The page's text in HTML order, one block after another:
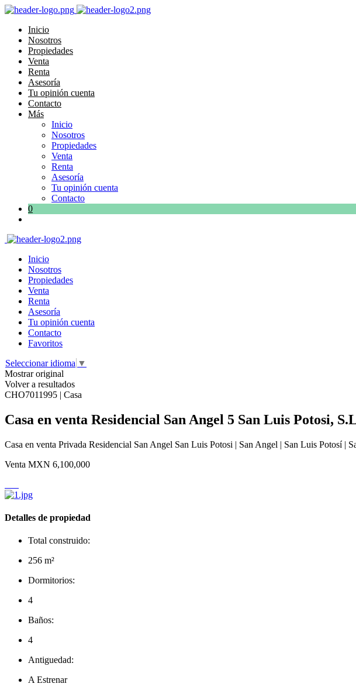
Inicio
Nosotros
Propiedades
Venta
Renta
Asesoría
Tu opinión cuenta
Contacto
Más
Inicio
Nosotros
Propiedades
Venta
Renta
Asesoría
Tu opinión cuenta
Contacto
0
Inicio
Nosotros
Propiedades
Venta
Renta
Asesoría
Tu opinión cuenta
Contacto
Favoritos
Seleccionar idioma ▼
Mostrar original
Volver a resultados
CHO7011995 | Casa
Casa en venta Residencial San Angel 5 San Luis Potosi,
Casa en venta Privada Residencial San Angel San Luis Potosi | San Angel | San Luis Potosí |
Venta MXN 6,100,000
Detalles de propiedad
Total construido:
256 m²
Dormitorios:
4
Baños:
4
Antiguedad:
A Estrenar